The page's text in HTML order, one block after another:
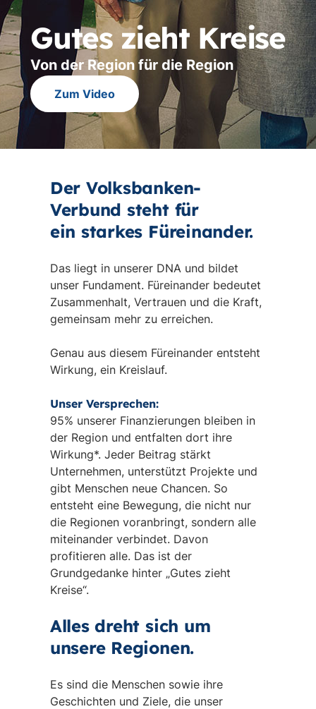
Gutes zieht Kreise
Von der Region für die Region
Zum Video
Der Volksbanken-
Verbund steht für
ein starkes Füreinander.
Das liegt in unserer DNA und bildet
unser Fundament. Füreinander bedeutet
Zusammenhalt, Vertrauen und die Kraft,
gemeinsam mehr zu erreichen.
Genau aus diesem Füreinander entsteht
Wirkung, ein Kreislauf.
Unser Versprechen:
95% unserer Finanzierungen bleiben in
der Region und entfalten dort ihre
Wirkung*. Jeder Beitrag stärkt
Unternehmen, unterstützt Projekte und
gibt Menschen neue Chancen. So
entsteht eine Bewegung, die nicht nur
die Regionen voranbringt, sondern alle
miteinander verbindet. Davon
profitieren alle. Das ist der
Grundgedanke hinter „Gutes zieht
Kreise“.
Alles dreht sich um
unsere Regionen.
Es sind die Menschen sowie ihre
Geschichten und Ziele, die unser